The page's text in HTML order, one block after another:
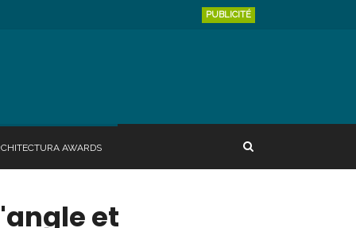
PUBLICITÉ
AWARDS
et